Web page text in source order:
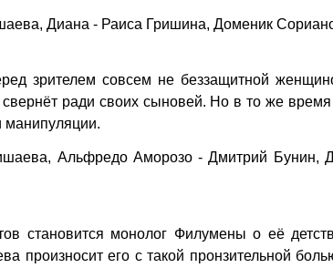
Диана - Раиса Гришина, Доменик
зрителем совсем не беззащитной
свернёт ради своих сыновей. Но в то же
манипуляции.
Альфредо Аморозо - Дмитрий Бунин,
становится монолог Филумены о её
произносит его с такой пронзительной